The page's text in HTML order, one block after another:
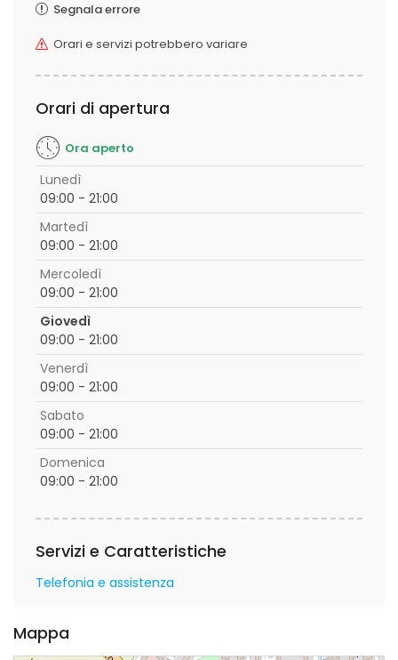
Segnala errore
Orari e servizi potrebbero variare
Orari di apertura
Ora aperto
Lunedì
09:00 - 21:00
Martedì
09:00 - 21:00
Mercoledì
09:00 - 21:00
Giovedì
09:00 - 21:00
Venerdì
09:00 - 21:00
Sabato
09:00 - 21:00
Domenica
09:00 - 21:00
Servizi e Caratteristiche
Telefonia e assistenza
Mappa